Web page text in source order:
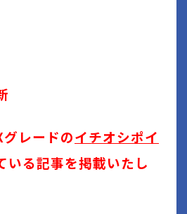
レードのイチオシポイ
いる記事を掲載いたし